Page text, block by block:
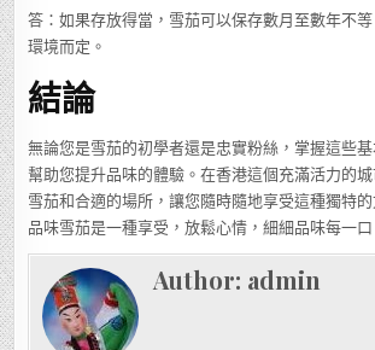
答：如果存放得當，雪茄可以保存數月至數年不
環境而定。
結論
無論您是雪茄的初學者還是忠實粉絲，掌握這些
幫助您提升品味的體驗。在香港這個充滿活力的
雪茄和合適的場所，讓您隨時隨地享受這種獨特的
品味雪茄是一種享受，放鬆心情，細細品味每一口
Author: admin